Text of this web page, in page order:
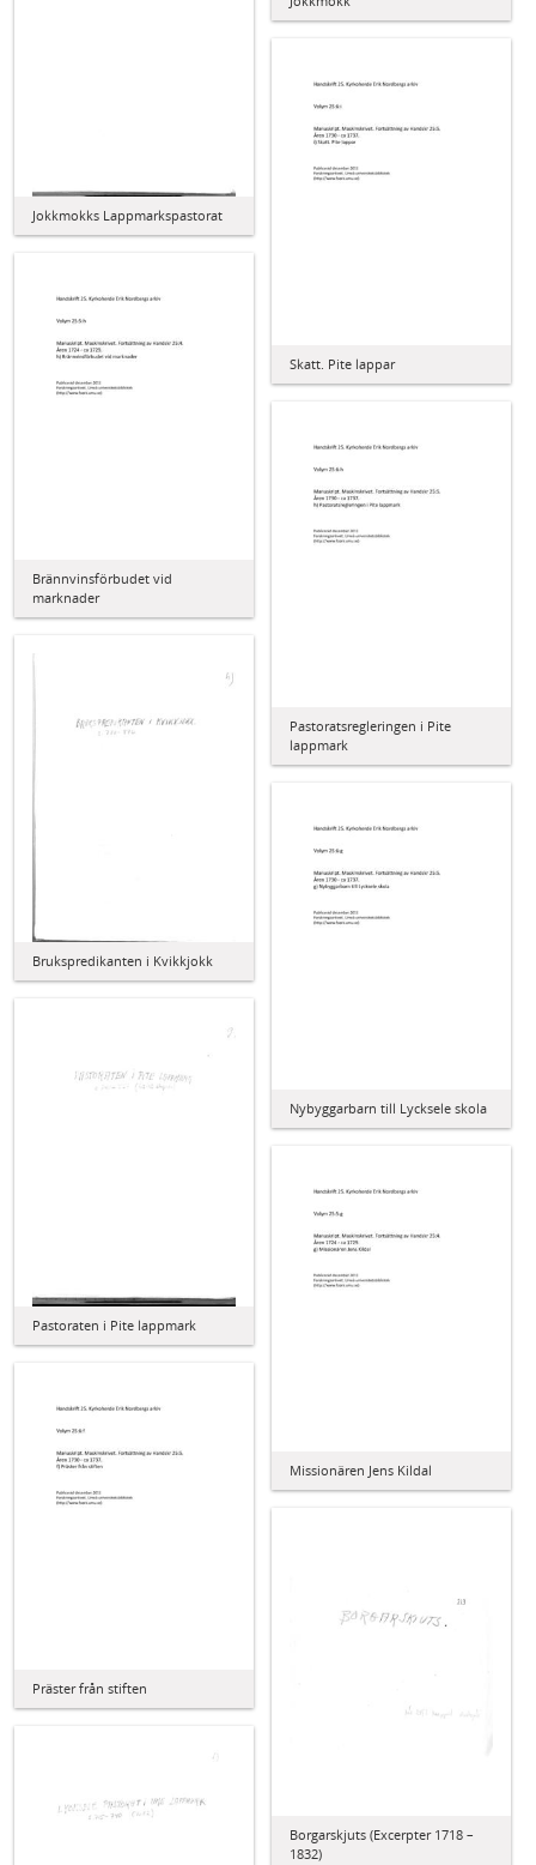
Jokkmokks Lappmarkspastorat
Skatt. Pite lappar
Brännvinsförbudet vid
marknader
Pastoratsregleringen i Pite
lappmark
Brukspredikanten i Kvikkjokk
Nybyggarbarn till Lycksele skola
Pastoraten i Pite lappmark
Missionären Jens Kildal
Präster från stiften
Borgarskjuts (Excerpter 1718 –
1832)